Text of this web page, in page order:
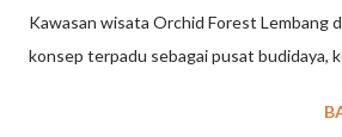
Kawasan wisata Orchid Forest Lembang
konsep terpadu sebagai pusat budidaya,
Meskipun belum sepenuhnya selesai